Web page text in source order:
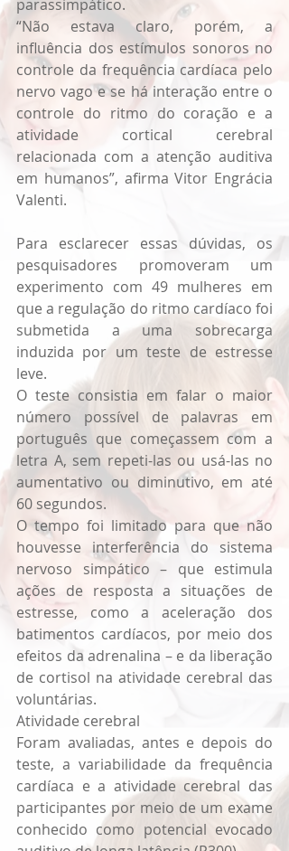
parassimpático.
“Não estava claro, porém, a
influência dos estímulos sonoros no
controle da frequência cardíaca pelo
nervo vago e se há interação entre o
controle do ritmo do coração e a
atividade cortical cerebral
relacionada com a atenção auditiva
em humanos”, afirma Vitor Engrácia
Valenti.
Para esclarecer essas dúvidas, os
pesquisadores promoveram um
experimento com 49 mulheres em
que a regulação do ritmo cardíaco foi
submetida a uma sobrecarga
induzida por um teste de estresse
leve.
O teste consistia em falar o maior
número possível de palavras em
português que começassem com a
letra A, sem repeti-las ou usá-las no
aumentativo ou diminutivo, em até
60 segundos.
O tempo foi limitado para que não
houvesse interferência do sistema
nervoso simpático – que estimula
ações de resposta a situações de
estresse, como a aceleração dos
batimentos cardíacos, por meio dos
efeitos da adrenalina – e da liberação
de cortisol na atividade cerebral das
voluntárias.
Atividade cerebral
Foram avaliadas, antes e depois do
teste, a variabilidade da frequência
cardíaca e a atividade cerebral das
participantes por meio de um exame
conhecido como potencial evocado